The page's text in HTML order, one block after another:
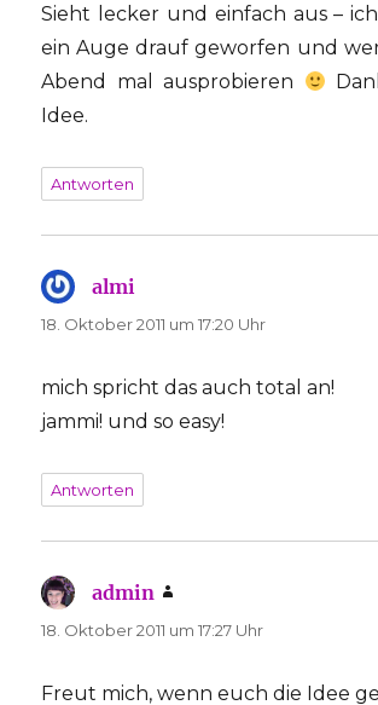
Sieht lecker und einfach aus –
ein Auge drauf geworfen und
Abend mal ausprobieren
Idee.
Antworten
almi
18. Oktober 2011 um 17:20 Uhr
mich spricht das auch total an!
jammi! und so easy!
Antworten
admin
18. Oktober 2011 um 17:27 Uhr
Freut mich, wenn euch die Idee